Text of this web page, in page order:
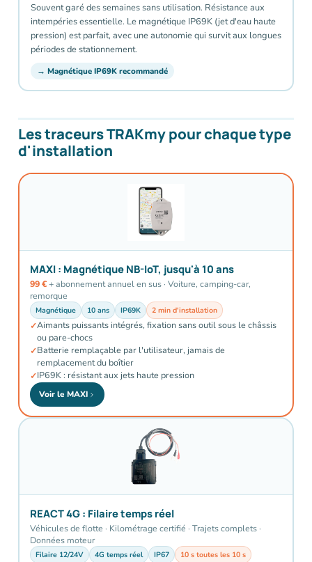
Souvent garé des semaines sans utilisation. Résistance aux
intempéries essentielle. Le magnétique IP69K (jet d'eau haute
pression) est parfait, avec une autonomie qui survit aux longues
périodes de stationnement.
→ Magnétique IP69K recommandé
Les traceurs TRAKmy pour chaque type
d'installation
MAXI : Magnétique NB-IoT, jusqu'à 10 ans
99 €+ abonnement annuel en sus · Voiture, camping-car,
remorque
Magnétique 10 ans IP69K 2 min d'installation
Aimants puissants intégrés, fixation sans outil sous le châssis
ou pare-chocs
Batterie remplaçable par l'utilisateur, jamais de
remplacement du boîtier
IP69K : résistant aux jets haute pression
Voir le MAXI
REACT 4G : Filaire temps réel
Véhicules de flotte · Kilométrage certifié · Trajets complets ·
Données moteur
Filaire 12/24V 4G temps réel IP67 10 s toutes les 10 s